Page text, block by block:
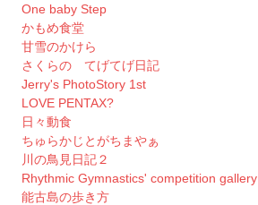
One baby Step
かもめ食堂
甘雪のかけら
さくらの てげてげ日記
Jerry's PhotoStory 1st
LOVE PENTAX?
日々動食
ちゅらかじとがちまやぁ
川の鳥見日記２
Rhythmic Gymnastics' competition gallery
能古島の歩き方